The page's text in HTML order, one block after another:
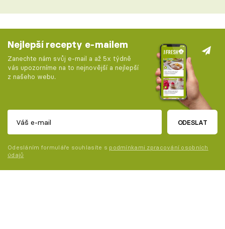
Nejlepší recepty e-mailem
Zanechte nám svůj e-mail a až 5x týdně
vás upozorníme na to nejnovější a nejlepší
z našeho webu.
ODESLAT
Odesláním formuláře souhlasíte s podmínkami zpracování osobních
údajů